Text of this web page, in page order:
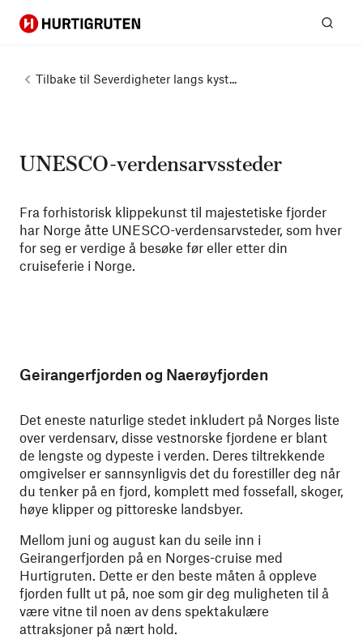
Hurtigruten
Tilbake til Severdigheter langs kyst...
UNESCO-verdensarvssteder
Fra forhistorisk klippekunst til majestetiske fjorder
har Norge åtte UNESCO-verdensarvsteder, som hver
for seg er verdige å besøke før eller etter din
cruiseferie i Norge.
Geirangerfjorden og Naerøyfjorden
Det eneste naturlige stedet inkludert på Norges liste
over verdensarv, disse vestnorske fjordene er blant
de lengste og dypeste i verden. Deres tiltrekkende
omgivelser er sannsynligvis det du forestiller deg når
du tenker på en fjord, komplett med fossefall, skoger,
høye klipper og pittoreske landsbyer.
Mellom juni og august kan du seile inn i
Geirangerfjorden på en Norges-cruise med
Hurtigruten. Dette er den beste måten å oppleve
fjorden fullt ut på, noe som gir deg muligheten til å
være vitne til noen av dens spektakulære
attraksjoner på nært hold.